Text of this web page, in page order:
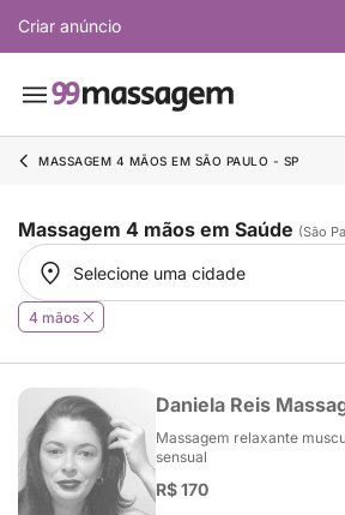
Criar anúncio
MASSAGEM 4 MÃOS EM SÃO PAULO - SP
Massagem 4 mãos em Saúde (São
Selecione uma cidade
Selecione uma cidade
4 mãos
Daniela Reis
Massagem relaxante
sensual
R$ 170